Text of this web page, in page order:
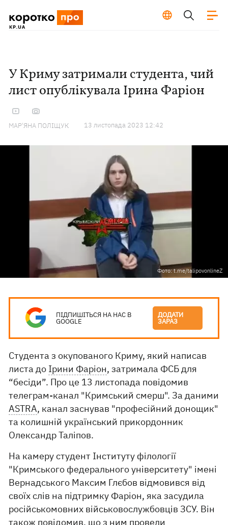
У Криму затримали студента, чий
лист опублікувала Ірина Фаріон
МАР'ЯНА ПОЛІЩУК 13 листопада 2023 12:42
Фото: t.me/talipovonlineZ
ПІДПИШІТЬСЯ НА НАС В
GOOGLE
ДОДАТИ
ЗАРАЗ
Студента з окупованого Криму, який написав
листа до Ірини Фаріон, затримала ФСБ для
“бесіди”. Про це 13 листопада повідомив
телеграм-канал "Кримський смерш". За даними
ASTRA, канал заснував "професійний донощик"
та колишній український прикордонник
Олександр Таліпов.
На камеру студент Інституту філології
"Кримського федерального університету" імені
Вернадського Максим Глєбов відмовився від
своїх слів на підтримку Фаріон, яка засудила
російськомовних військовослужбовців ЗСУ. Він
також повідомив, що з ним провели